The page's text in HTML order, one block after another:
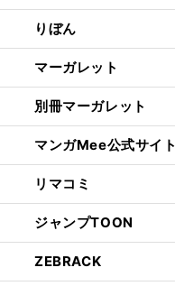
りぼん
マーガレット
別冊マーガレット
マンガMee公式サイト
リマコミ
ジャンプTOON
ZEBRACK